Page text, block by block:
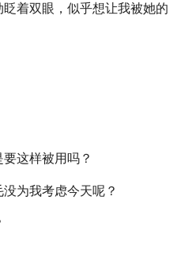
着双眼，似乎想让我被她的
这样被用吗？
为我考虑今天呢？